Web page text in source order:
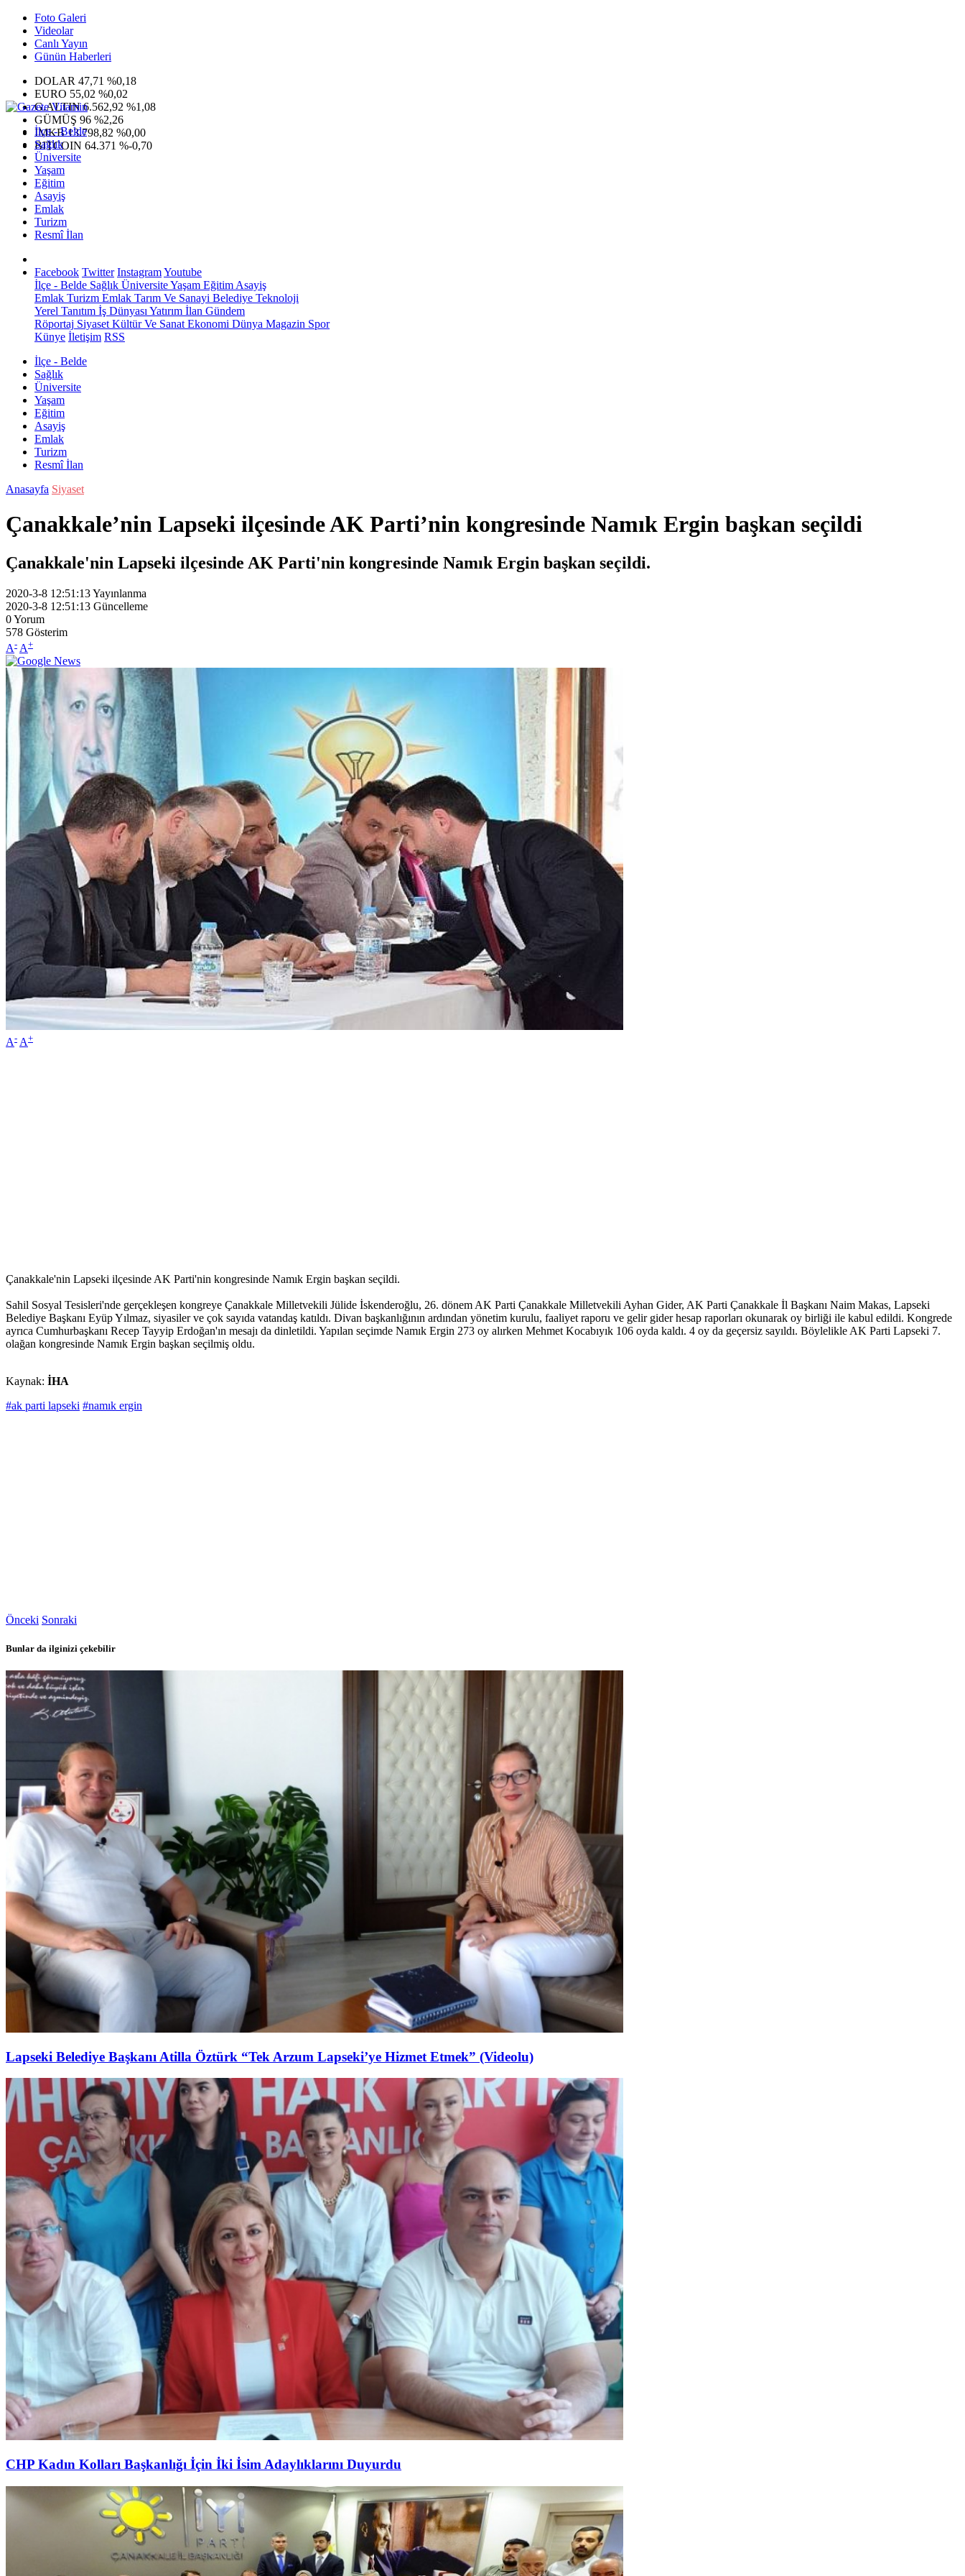
Foto Galeri
Videolar
Canlı Yayın
Günün Haberleri
DOLAR 47,71 %0,18
EURO 55,02 %0,02
G.ALTIN6.562,92 %1,08
GÜMÜŞ 96 %2,26
IMKB13.798,82 %0,00
BITCOIN 64.371 %-0,70
İlçe - Belde
Sağlık
Üniversite
Yaşam
Eğitim
Asayiş
Emlak
Turizm
Resmî İlan
Facebook Twitter InstagramYoutube
İlçe - Belde Sağlık ÜniversiteYaşam Eğitim Asayiş
Emlak Turizm Emlak Tarım Ve Sanayi Belediye Teknoloji
Yerel Tanıtım İş Dünyası Yatırım İlan Gündem
Röportaj Siyaset Kültür Ve Sanat Ekonomi Dünya Magazin Spor
Künye İletişim RSS
İlçe - Belde
Sağlık
Üniversite
Yaşam
Eğitim
Asayiş
Emlak
Turizm
Resmî İlan
Anasayfa Siyaset
Çanakkale’nin Lapseki ilçesinde AK Parti’nin kongresinde Namık Ergin başkan seçildi
Çanakkale'nin Lapseki ilçesinde AK Parti'nin kongresinde Namık Ergin başkan seçildi.
2020-3-8 12:51:13Yayınlanma
2020-3-8 12:51:13 Güncelleme
0Yorum
578 Gösterim
A- A+
A- A+
Çanakkale'nin Lapseki ilçesinde AK Parti'nin kongresinde Namık Ergin başkan seçildi.
Sahil Sosyal Tesisleri'nde gerçekleşen kongreye Çanakkale Milletvekili Jülide İskenderoğlu, 26. dönem AK Parti Çanakkale Milletvekili Ayhan Gider, AK Parti Çanakkale İl Başkanı Naim Makas, Lapseki
Belediye Başkanı Eyüp Yılmaz, siyasiler ve çok sayıda vatandaş katıldı. Divan başkanlığının ardından yönetim kurulu, faaliyet raporu ve gelir gider hesap raporları okunarak oy birliği ile kabul edildi. Kongrede
ayrıca Cumhurbaşkanı Recep Tayyip Erdoğan'ın mesajı da dinletildi. Yapılan seçimde Namık Ergin 273 oy alırken Mehmet Kocabıyık 106 oyda kaldı. 4 oy da geçersiz sayıldı. Böylelikle AK Parti Lapseki 7.
olağan kongresinde Namık Ergin başkan seçilmiş oldu.
Kaynak: İHA
#ak parti lapseki #namık ergin
Önceki Sonraki
Bunlar da ilginizi çekebilir
Lapseki Belediye Başkanı Atilla Öztürk “Tek Arzum Lapseki’ye Hizmet Etmek” (Videolu)
CHP Kadın Kolları Başkanlığı İçin İki İsim Adaylıklarını Duyurdu